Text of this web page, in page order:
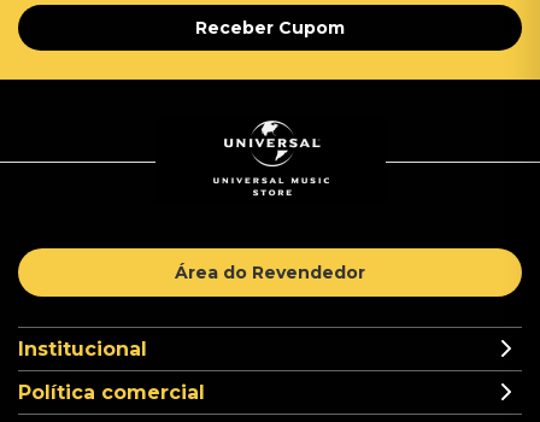
Receber Cupom
Área do Revendedor
Institucional
Política comercial